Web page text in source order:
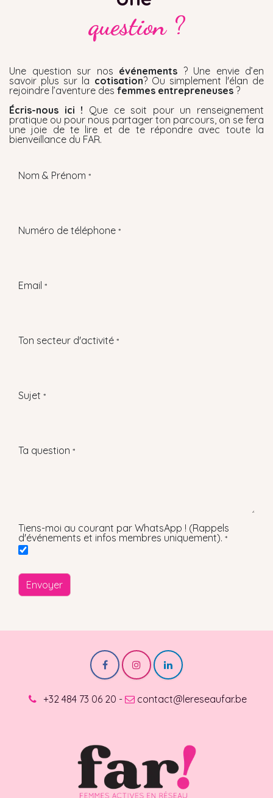
question ?
Une question sur nos événements ? Une envie d’en
savoir plus sur la cotisation? Ou simplement l'élan de
rejoindre l’aventure des femmes entrepreneuses ?
Écris-nous ici ! Que ce soit pour un renseignement
pratique ou pour nous partager ton parcours, on se fera
une joie de te lire et de te répondre avec toute la
bienveillance du FAR.
Nom & Prénom *
Numéro de téléphone *
Email *
Ton secteur d'activité *
Sujet *
Ta question *
Tiens-moi au courant par WhatsApp ! (Rappels
d'événements et infos membres uniquement). *
Envoyer
+32 484 73 06 20 - contact@lereseaufar.be